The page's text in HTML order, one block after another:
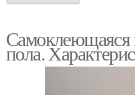
Самоклеющаяся
пола.